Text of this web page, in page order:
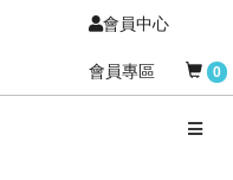
會員中心
會員專區 0